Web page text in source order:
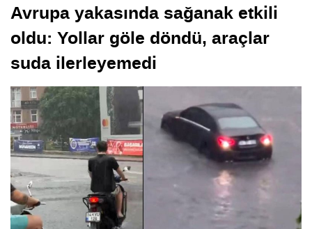
Avrupa yakasında sağanak etkili
oldu: Yollar göle döndü, araçlar
suda ilerleyemedi